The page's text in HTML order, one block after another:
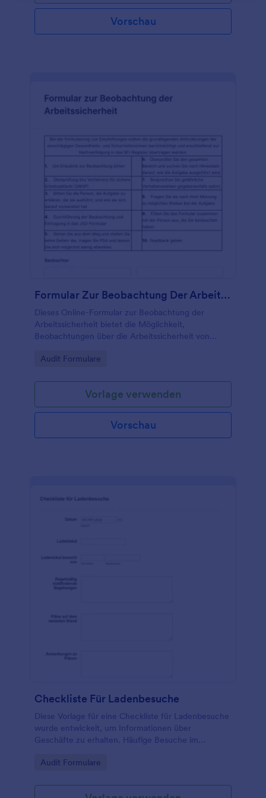
der Durchführung eines 5s-Audits beauftragt
wurde, aber auch von jedem anderen, der für die 5s
zuständig ist. Ein 5er-Auditformular ermöglicht es
lassen, indem Sie ein Smart PDF-Formular
verwenden. Das Formular wird dann wieder in Ihre
Verfahren erleben, ohne das Layout Ihres
ursprünglichen Formulars zu opfern. Verwenden Sie
das sichere 5s-Online-Auditformular von Jotform,
um den Auditprozess für Auditoren zu
vereinfachen.
Vorschau
Formular Zur Beobachtung Der Arbeitssicherheit
Dieses Online-Formular zur Beobachtung der
Arbeitssicherheit bietet die Möglichkeit,
Beobachtungen über die Arbeitssicherheit von
Go to Category:
Audit Formulare
Vorlage verwenden
Vorschau
Checkliste Für Ladenbesuche
Diese Vorlage für eine Checkliste für Ladenbesuche
wurde entwickelt, um Informationen über
Geschäfte zu erhalten. Häufige Besuche im
zu verbessern. Diese Vorlage für eine Checkliste für
verbessern.
Go to Category:
Audit Formulare